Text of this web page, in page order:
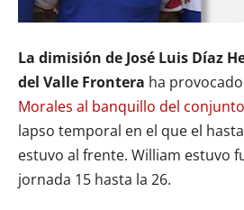
La dimisión de José Luis Díaz
del Valle Frontera ha provocado
Morales al banquillo del
lapso temporal en el que el
estuvo al frente. William estuvo
jornada 15 hasta la 26.